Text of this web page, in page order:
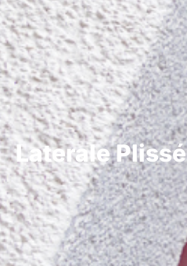
Laterale Plissé